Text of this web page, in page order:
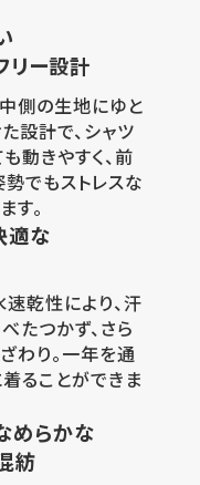
リー設計
側の生地にゆと
設計で、シャツ
動きやすく、前
でもストレスな
す。
適な
乾性により、汗
たつかず、さら
わり。一年を通
ることができま
めらかな
紡